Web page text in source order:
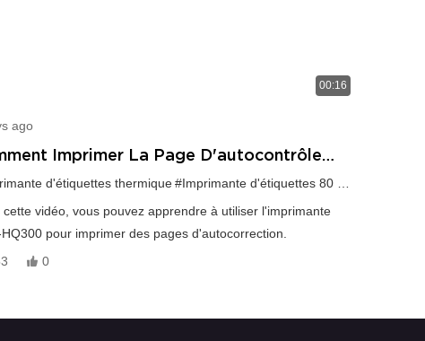
#Imprimante d'étiquettes 80 mm, télécharger le pilote
00:16
ago
Imprimer La Page D'autocontrôle
HOP-HQ300 ?
d'étiquettes thermique #Imprimante d'étiquettes 80 mm
cette vidéo, vous pouvez apprendre à utiliser l'imprimante
HQ300 pour imprimer des pages d'autocorrection.
0